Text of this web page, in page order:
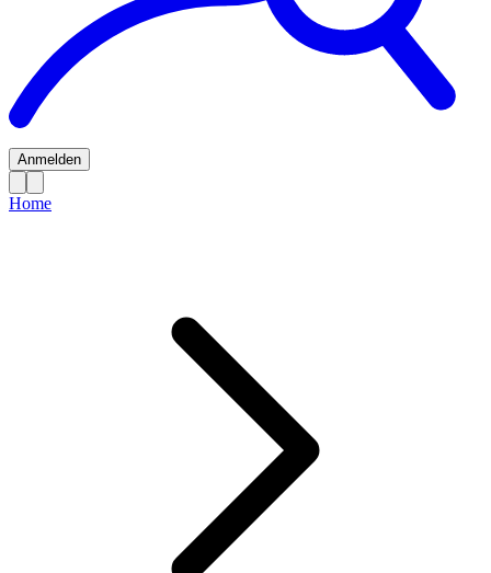
Anmelden
Home